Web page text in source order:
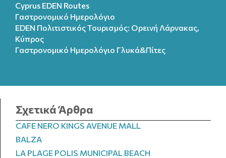
Cyprus EDEN Routes
Γαστρονομικό Ημερολόγιο
EDEN Πολιτιστικός Τουρισμός: Ορεινή Λάρνακας,
Κύπρος
Γαστρονομικό Ημερολόγιo Γλυκά&Πίτες
Σχετικά Άρθρα
CAFE NERO KINGS AVENUE MALL
BALZA
LA PLAGE POLIS MUNICIPAL BEACH